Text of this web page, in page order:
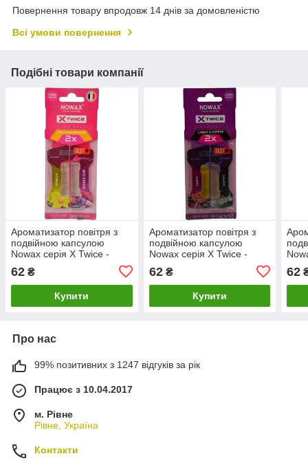
Повернення товару впродовж 14 днів за домовленістю
Всі умови повернення
Подібні товари компанії
Ароматизатор повітря з
подвійною капсулою
Nowax серія X Twice -
NX00152 LuxPrice
62 ₴
Купити
Ароматизатор повітря з
подвійною капсулою
Nowax серія X Twice -
LuxPrice
62₴
Купити
62
Про нас
99% позитивних з 1247 відгуків за рік
Працює з 10.04.2017
м. Рівне
Рівне, Україна
Контакти